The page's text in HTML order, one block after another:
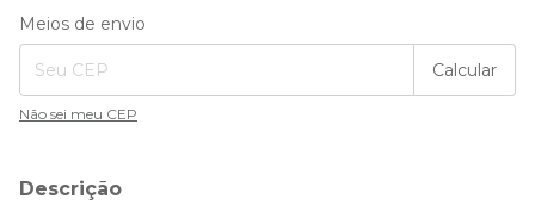
Entregas para o CEP:
Meios de envio
Calcular
Não sei meu CEP
Descrição